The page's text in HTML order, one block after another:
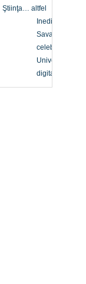
Ştiinţa… altfel
Inedit
Savanți
celebri
Univers
digital